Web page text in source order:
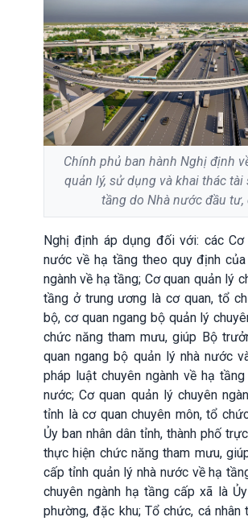
Chính phủ ban hành Nghị định
quản lý, sử dụng và khai thác tài
tầng do Nhà nước đầu tư,
Nghị định áp dụng đối với: cácCơ
nước về hạ tầng theo quy định
ngành về hạ tầng; Cơ quan quản lý
tầng ở trung ương là cơ quan, tổ
bộ, cơ quan ngang bộ quản lý
chức năng tham mưu, giúp Bộ
quan ngang bộ quản lý nhà nước
pháp luật chuyên ngành về hạ
nước; Cơ quan quản lý chuyên
tỉnh là cơ quan chuyên môn, tổ
Ủy ban nhân dân tỉnh, thành phố
thực hiện chức năng tham mưu,
cấp tỉnh quản lý nhà nước về hạ
chuyên ngành hạ tầng cấp xã là
phường, đặc khu; Tổ chức, cá nhân